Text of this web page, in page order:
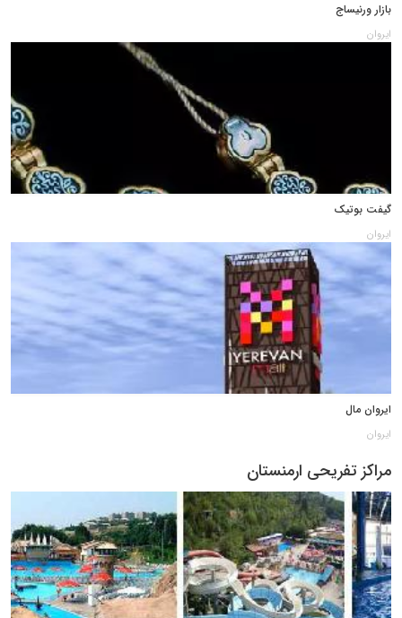
بازار ورنیساج
ایروان
گیفت بوتیک
ایروان
ایروان مال
ایروان
مراکز تفریحی ارمنستان